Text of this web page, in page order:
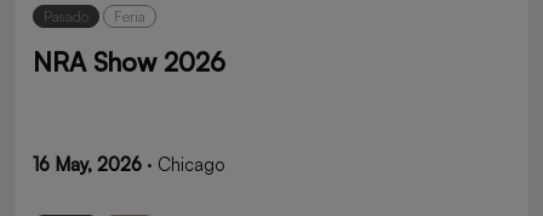
Pasado Feria
NRA Show 2026
16 May, 2026 · Chicago